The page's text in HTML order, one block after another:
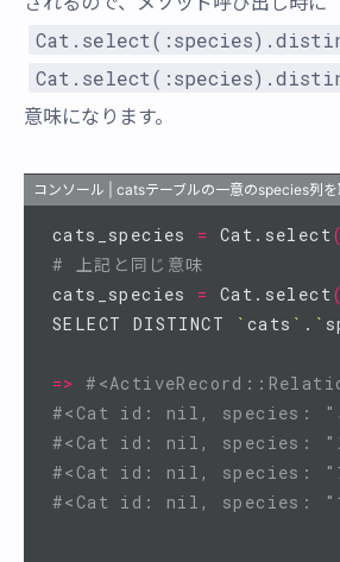
意味になります。
コンソール | catsテーブルの一意のspecies列を
cats_species = Cat.select(
# 上記と同じ意味
cats_species = Cat.select(
SELECT DISTINCT
` cats ` . `
=>
#<Cat id: nil, species: "
#<Cat id: nil, species: "ス
#<Cat id: nil, species: "ア
#<Cat id: nil, species: "マ